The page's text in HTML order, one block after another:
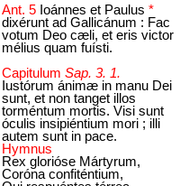
Ant. 5 Ioánnes et Paulus *
dixérunt ad Gallicánum : Fac
votum Deo cæli, et eris victor
mélius quam fuísti.
Capitulum Sap. 3. 1.
Iustórum ánimæ in manu Dei
sunt, et non tanget illos
torméntum mortis. Visi sunt
óculis insipiéntium mori ; illi
autem sunt in pace.
Hymnus
Rex glorióse Mártyrum,
Coróna confiténtium,